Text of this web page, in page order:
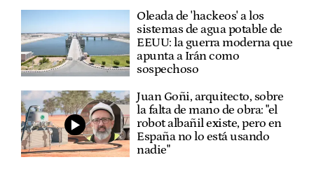
Oleada de 'hackeos' a los
sistemas de agua potable de
EEUU: la guerra moderna que
apunta a Irán como
sospechoso
Juan Goñi, arquitecto, sobre
la falta de mano de obra: "el
robot albañil existe, pero en
España no lo está usando
nadie"